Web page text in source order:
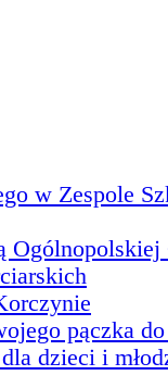
w Zespole
Ogólnopolskiej
pączka
dzieci i